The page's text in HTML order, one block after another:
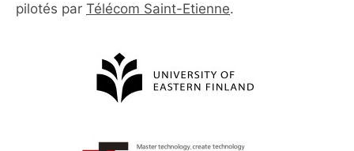
pilotés par Télécom Saint-Etienne.